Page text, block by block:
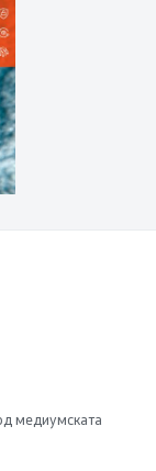
медиумската